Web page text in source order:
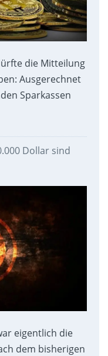
die Mitteilung
Ausgerechnet
Sparkassen
Dollar sind
eigentlich die
dem bisherigen